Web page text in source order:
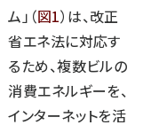
ム」（図1）は、改正
省エネ法に対応す
るため、複数ビルの
消費エネルギーを、
インターネットを活